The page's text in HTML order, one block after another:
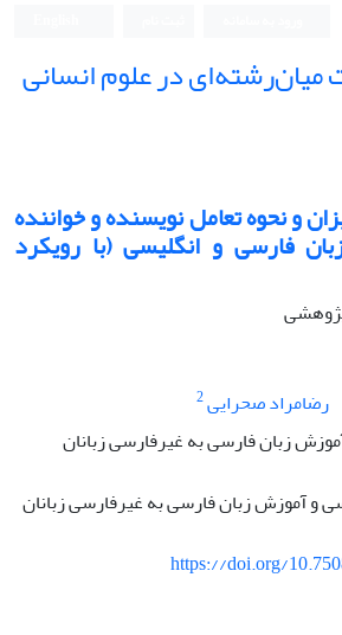
میان‌رشته‌ای در علوم انسانی
و نحوه تعامل نویسنده و خواننده
فارسی و انگلیسی (با رویکرد
پژوهشی
رضامراد صحرایی2
زبان فارسی به غیرفارسی زبانان
و آموزش زبان فارسی به غیرفارسی زبانان
https://doi.org/